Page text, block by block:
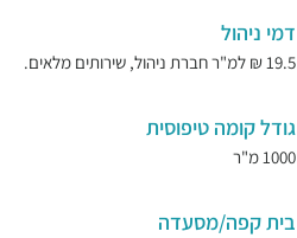
דמי ניהול
19.5 ₪ למ"ר חברת ניהול, שירותים מלאים.
גודל קומה טיפוסית
1000 מ"ר
בית קפה/מסעדה